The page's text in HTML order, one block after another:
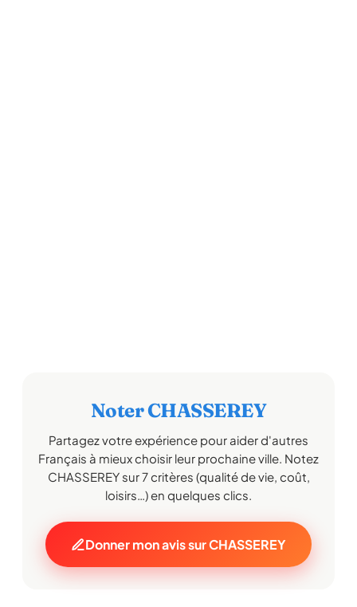
Noter CHASSEREY
Partagez votre expérience pour aider d'autres
Français à mieux choisir leur prochaine ville. Notez
CHASSEREY sur 7 critères (qualité de vie, coût,
loisirs…) en quelques clics.
Donner mon avis sur CHASSEREY